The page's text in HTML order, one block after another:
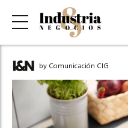
by Comunicación CIG